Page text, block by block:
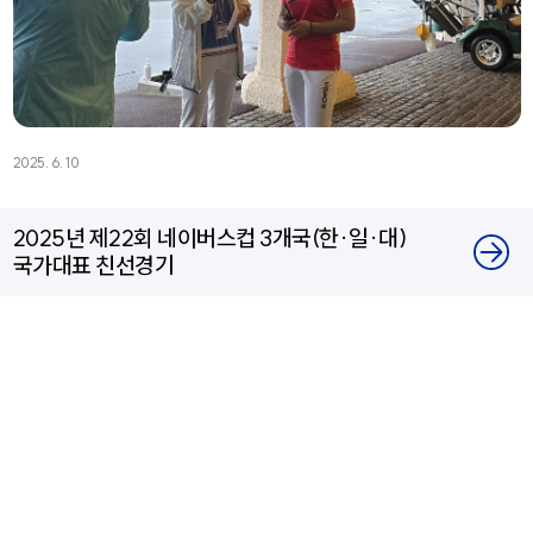
2025. 6. 10
2025년 제22회 네이버스컵 3개국(한·일·대)
국가대표 친선경기